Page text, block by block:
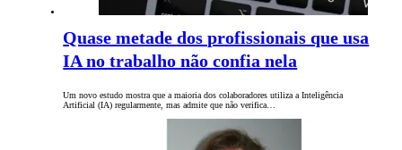
Quase metade dos profissionais que usa
IA no trabalho não confia nela
Um novo estudo mostra que a maioria dos colaboradores utiliza a Inteligência
Artificial (IA) regularmente, mas admite que não verifica…